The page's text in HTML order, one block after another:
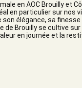
en AOC Brouilly et
en particulier sur nos
élégance, sa
de Brouilly se cultive sur
en journée et la